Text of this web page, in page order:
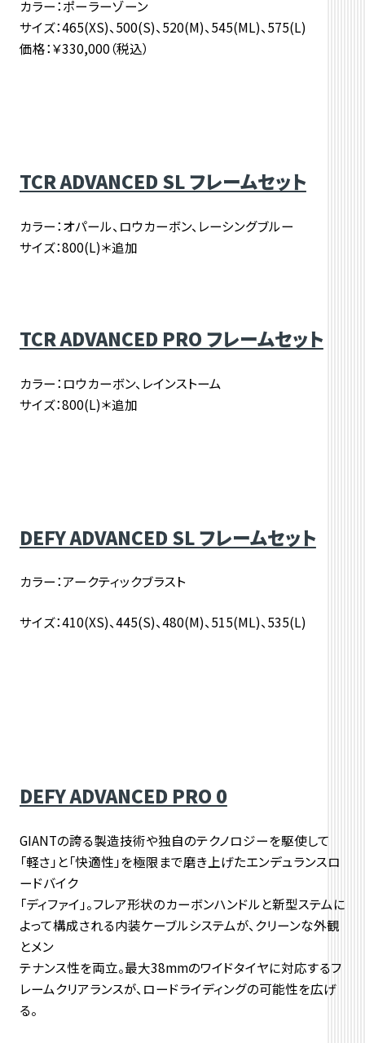
カラー：ポーラーゾーン
サイズ：465(XS)、500(S)、520(M)、545(ML)、575(L)
価格：￥330,000（税込）
TCR ADVANCED SL フレームセット
カラー：オパール、ロウカーボン、レーシングブルー
サイズ：800(L)＊追加
TCR ADVANCED PRO フレームセット
カラー：ロウカーボン、レインストーム
サイズ：800(L)＊追加
DEFY ADVANCED SL フレームセット
カラー：アークティックブラスト
サイズ：410(XS)、445(S)、480(M)、515(ML)、535(L)
DEFY ADVANCED PRO 0
GIANTの誇る製造技術や独自のテクノロジーを駆使して
「軽さ」と「快適性」を極限まで磨き上げたエンデュランスロ
ードバイク
「ディファイ」。フレア形状のカーボンハンドルと新型ステムに
よって構成される内装ケーブルシステムが、クリーンな外観
とメン
テナンス性を両立。最大38mmのワイドタイヤに対応するフ
レームクリアランスが、ロードライディングの可能性を広げ
る。